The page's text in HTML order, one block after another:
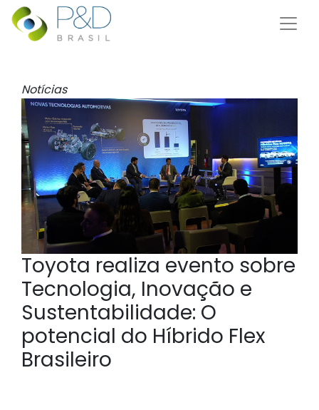
Notícias
Toyota realiza evento sobre
Tecnologia, Inovação e
Sustentabilidade: O
potencial do Híbrido Flex
Brasileiro